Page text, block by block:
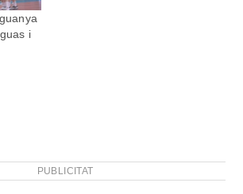
i
PUBLICITAT